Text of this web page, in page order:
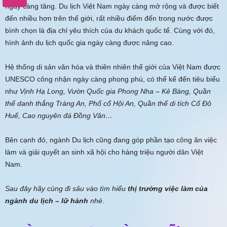
ngày càng tăng. Du lịch Việt Nam ngày càng mở rộng và được biết
đến nhiều hơn trên thế giới, rất nhiều điểm đến trong nước được
bình chọn là địa chỉ yêu thích của du khách quốc tế. Cùng với đó,
hình ảnh du lịch quốc gia ngày càng được nâng cao.
Hệ thống di sản văn hóa và thiên nhiên thế giới của Việt Nam được
UNESCO công nhận ngày càng phong phú, có thể kể đến tiêu biểu
như Vịnh Hạ Long, Vườn Quốc gia Phong Nha – Kẻ Bàng, Quần
thể danh thắng Tràng An, Phố cổ Hội An, Quần thể di tích Cố Đô
Huế, Cao nguyên đá Đồng Văn…
Bên cạnh đó, ngành Du lịch cũng đang góp phần tạo công ăn việc
làm và giải quyết an sinh xã hội cho hàng triệu người dân Việt
Nam.
Sau đây hãy cùng đi sâu vào tìm hiểu thị trường việc làm của
ngành du lịch – lữ hành nhé